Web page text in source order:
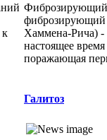
Фиброзирующий
фиброзирующий
Хаммена-Рича) -
настоящее
поражающая
Галитоз